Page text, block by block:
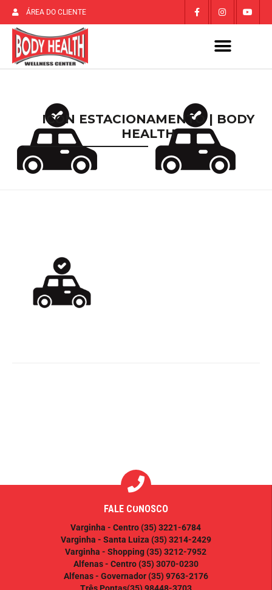
ÁREA DO CLIENTE
ICON ESTACIONAMENTO | BODY
HEALTH
FALE CONOSCO
Varginha - Centro(35) 3221-6784
Varginha - Santa Luiza (35) 3214-2429
Varginha - Shopping(35) 3212-7952
Alfenas - Centro(35) 3070-0230
Alfenas - Governador(35) 9763-2176
Três Pontas(35) 98448-3703